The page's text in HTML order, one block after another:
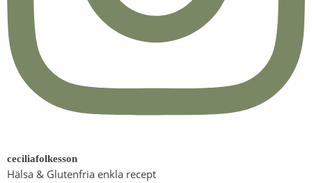
ceciliafolkesson
Hälsa & Glutenfria enkla recept